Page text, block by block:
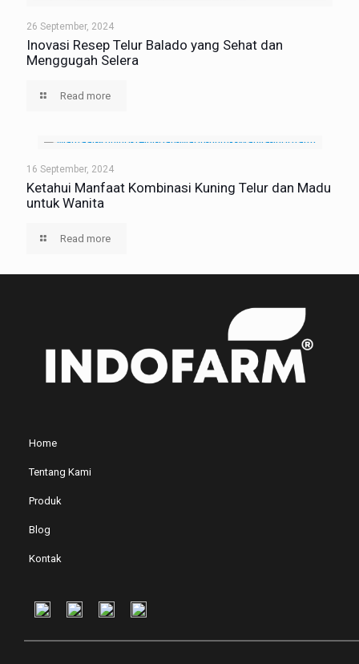
26 September, 2024
Inovasi Resep Telur Balado yang Sehat dan
Menggugah Selera
Read more
16 September, 2024
Ketahui Manfaat Kombinasi Kuning Telur dan Madu
untuk Wanita
Read more
Home
Tentang Kami
Produk
Blog
Kontak